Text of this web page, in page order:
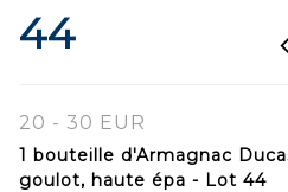
44
20 - 30 EUR
1 bouteille d'Armagnac
goulot, haute épa - Lot 44